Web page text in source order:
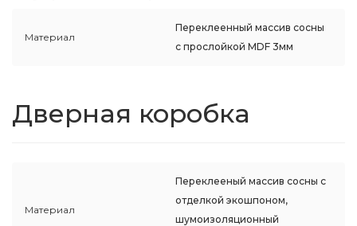
Материал
Переклеенный массив сосны
с прослойкой MDF 3мм
Дверная коробка
Материал
Переклееный массив сосны с
отделкой экошпоном,
шумоизоляционный